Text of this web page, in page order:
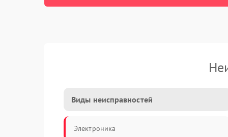
Виды неисправностей
Электроника